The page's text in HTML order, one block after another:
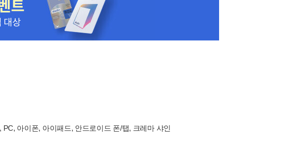
아이폰, 아이패드, 안드로이드 폰/탭, 크레마 샤인